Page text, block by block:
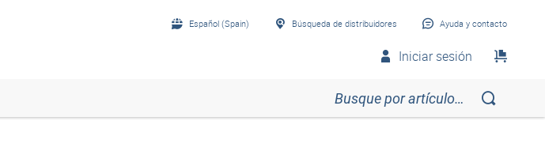
Español (Spain) Búsqueda de distribuidores Ayuda y contacto
Iniciar sesión